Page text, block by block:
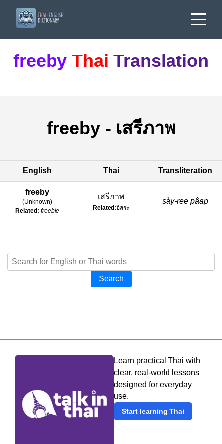
freeby Thai Translation
freeby- เสรีภาพ
English Thai Transliteration
freeby
(Unknown)
Related: freebie
เสรีภาพ
Related:อิสระ
sày-ree pâap
Search
Learn practical Thai with
clear, real-world lessons
designed for everyday
use.
Start learning Thai